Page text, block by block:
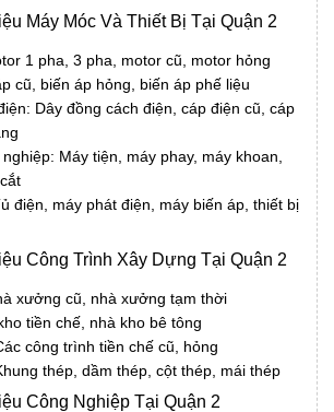
Máy Móc Và Thiết Bị Tại Quận 2
1 pha, 3 pha, motor cũ, motor hỏng
cũ, biến áp hỏng, biến áp phế liệu
Dây đồng cách điện, cáp điện cũ, cáp
Máy tiện, máy phay, máy khoan,
điện, máy phát điện, máy biến áp, thiết bị
Công Trình Xây Dựng Tại Quận 2
xưởng cũ, nhà xưởng tạm thời
tiền chế, nhà kho bê tông
công trình tiền chế cũ, hỏng
thép, dầm thép, cột thép, mái thép
Công Nghiệp Tại Quận 2